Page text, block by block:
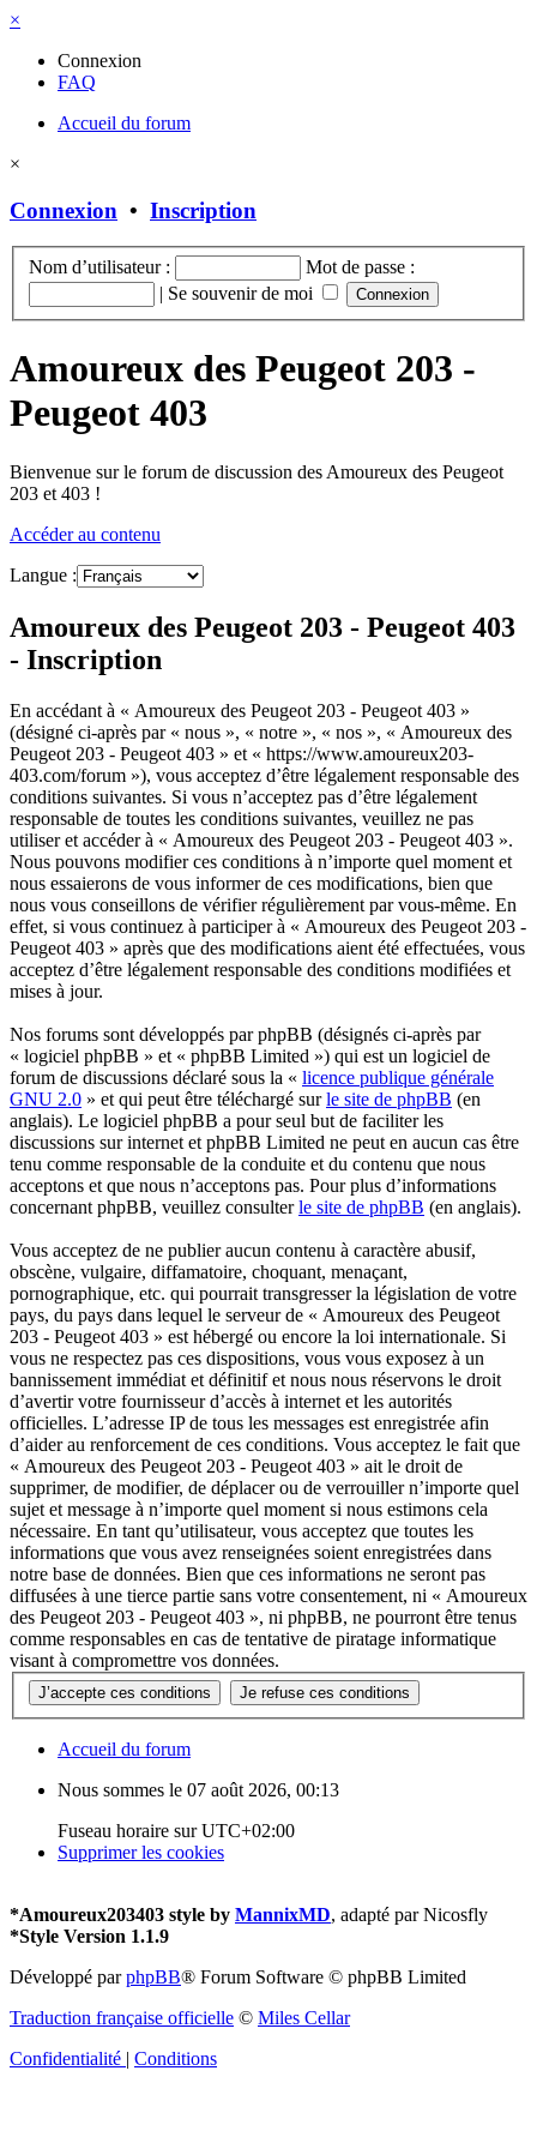
×
Connexion
FAQ
Accueil du forum
×
Connexion • Inscription
Nom d’utilisateur :
Mot de passe :
| Se souvenir de moi
Amoureux des Peugeot 203 -
Peugeot 403
Bienvenue sur le forum de discussion des Amoureux des Peugeot
203 et 403 !
Accéder au contenu
Langue :
Amoureux des Peugeot 203 - Peugeot 403
- Inscription
En accédant à « Amoureux des Peugeot 203 - Peugeot 403 »
(désigné ci-après par « nous », « notre », « nos », « Amoureux des
Peugeot 203 - Peugeot 403 » et « https://www.amoureux203-
403.com/forum »), vous acceptez d’être légalement responsable des
conditions suivantes. Si vous n’acceptez pas d’être légalement
responsable de toutes les conditions suivantes, veuillez ne pas
utiliser et accéder à « Amoureux des Peugeot 203 - Peugeot 403 ».
Nous pouvons modifier ces conditions à n’importe quel moment et
nous essaierons de vous informer de ces modifications, bien que
nous vous conseillons de vérifier régulièrement par vous-même. En
effet, si vous continuez à participer à « Amoureux des Peugeot 203 -
Peugeot 403 » après que des modifications aient été effectuées, vous
acceptez d’être légalement responsable des conditions modifiées et
mises à jour.
Nos forums sont développés par phpBB (désignés ci-après par
« logiciel phpBB » et « phpBB Limited ») qui est un logiciel de
forum de discussions déclaré sous la « licence publique générale
GNU 2.0 » et qui peut être téléchargé surle site de phpBB (en
anglais). Le logiciel phpBB a pour seul but de faciliter les
discussions sur internet et phpBB Limited ne peut en aucun cas être
tenu comme responsable de la conduite et du contenu que nous
acceptons et que nous n’acceptons pas. Pour plus d’informations
concernant phpBB, veuillez consulterle site de phpBB (en anglais).
Vous acceptez de ne publier aucun contenu à caractère abusif,
obscène, vulgaire, diffamatoire, choquant, menaçant,
pornographique, etc. qui pourrait transgresser la législation de votre
pays, du pays dans lequel le serveur de « Amoureux des Peugeot
203 - Peugeot 403 » est hébergé ou encore la loi internationale. Si
vous ne respectez pas ces dispositions, vous vous exposez à un
bannissement immédiat et définitif et nous nous réservons le droit
d’avertir votre fournisseur d’accès à internet et les autorités
officielles. L’adresse IP de tous les messages est enregistrée afin
d’aider au renforcement de ces conditions. Vous acceptez le fait que
« Amoureux des Peugeot 203 - Peugeot 403 » ait le droit de
supprimer, de modifier, de déplacer ou de verrouiller n’importe quel
sujet et message à n’importe quel moment si nous estimons cela
nécessaire. En tant qu’utilisateur, vous acceptez que toutes les
informations que vous avez renseignées soient enregistrées dans
notre base de données. Bien que ces informations ne seront pas
diffusées à une tierce partie sans votre consentement, ni « Amoureux
des Peugeot 203 - Peugeot 403 », ni phpBB, ne pourront être tenus
comme responsables en cas de tentative de piratage informatique
visant à compromettre vos données.
Accueil du forum
Nous sommes le 07 août 2026, 00:13
Fuseau horaire surUTC+02:00
Supprimer les cookies
*Amoureux203403 style by MannixMD, adapté par Nicosfly
*Style Version 1.1.9
Développé parphpBB® Forum Software © phpBB Limited
Traduction française officielle © Miles Cellar
Confidentialité | Conditions